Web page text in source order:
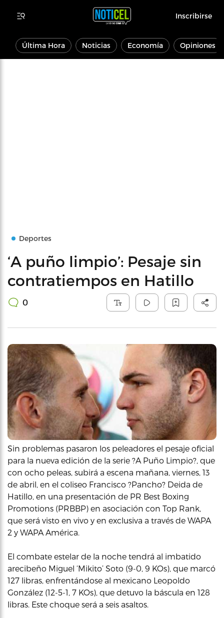
Inscribirse
Última Hora Noticias Economía Opiniones
Deportes
‘A puño limpio’: Pesaje sin
contratiempos en Hatillo
0
Sin problemas pasaron los peleadores el pesaje oficial
para la nueva edición de la serie ?A Puño Limpio?, que
con ocho peleas, subirá a escena mañana, viernes, 13
de abril, en el coliseo Francisco ?Pancho? Deida de
Hatillo, en una presentación de PR Best Boxing
Promotions (PRBBP) en asociación con Top Rank,
que será visto en vivo y en exclusiva a través de WAPA
2 y WAPA América.
El combate estelar de la noche tendrá al imbatido
arecibeño Miguel ‘Mikito’ Soto (9-0, 9 KOs), que marcó
127 libras, enfrentándose al mexicano Leopoldo
González (12-5-1, 7 KOs), que detuvo la báscula en 128
libras. Este choque será a seis asaltos.